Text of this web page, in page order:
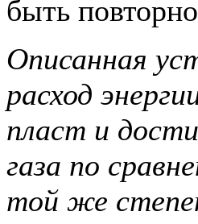
быть
Описанная
расход
пласт и
газа по
той же